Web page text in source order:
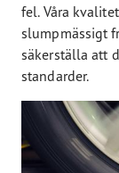
fel. Våra
slumpmässigt
säkerställa att
standarder.